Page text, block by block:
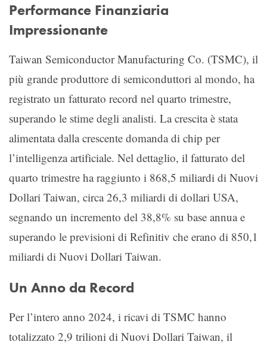
Performance Finanziaria
Impressionante
Taiwan Semiconductor Manufacturing Co. (TSMC), il
più grande produttore di semiconduttori al mondo, ha
registrato un fatturato record nel quarto trimestre,
superando le stime degli analisti. La crescita è stata
alimentata dalla crescente domanda di chip per
l’intelligenza artificiale. Nel dettaglio, il fatturato del
quarto trimestre ha raggiunto i 868,5 miliardi di Nuovi
Dollari Taiwan, circa 26,3 miliardi di dollari USA,
segnando un incremento del 38,8% su base annua e
superando le previsioni di Refinitiv che erano di 850,1
miliardi di Nuovi Dollari Taiwan.
Un Anno da Record
Per l’intero anno 2024, i ricavi di TSMC hanno
totalizzato 2,9 trilioni di Nuovi Dollari Taiwan, il